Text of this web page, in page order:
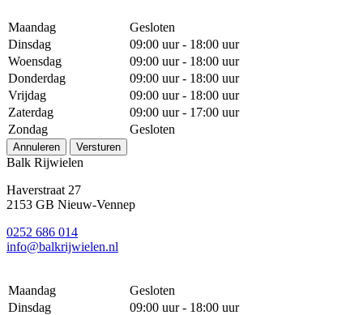
Maandag
Gesloten
Dinsdag
09:00 uur - 18:00 uur
Woensdag
09:00 uur - 18:00 uur
Donderdag
09:00 uur - 18:00 uur
Vrijdag
09:00 uur - 18:00 uur
Zaterdag
09:00 uur - 17:00 uur
Zondag
Gesloten
Annuleren Versturen
Balk Rijwielen
Haverstraat 27
2153 GB Nieuw-Vennep
0252 686 014
info@balkrijwielen.nl
Maandag
Gesloten
Dinsdag
09:00 uur - 18:00 uur